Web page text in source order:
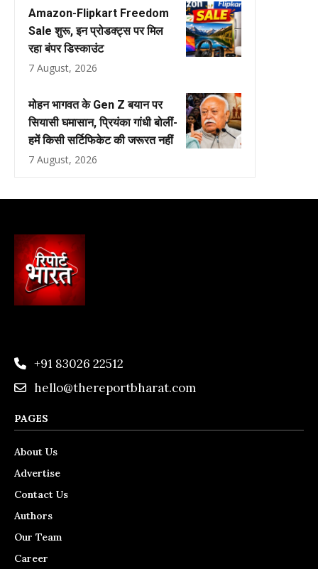
Amazon-Flipkart Freedom
Sale शुरू, इन प्रोडक्ट्स पर मिल
रहा बंपर डिस्काउंट
7 August, 2026
मोहन भागवत के Gen Z बयान पर
सियासी घमासान, प्रियंका गांधी बोलीं-
हमें किसी सर्टिफिकेट की जरूरत नहीं
7 August, 2026
+91 83026 22512
hello@thereportbharat.com
PAGES
About Us
Advertise
Contact Us
Authors
Our Team
Career